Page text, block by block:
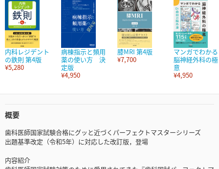
内科レジデント
の鉄則 第4版
¥5,280
病棟指示と頻用
薬の使い方 決
定版
¥4,950
膝MRI 第4版
¥7,700
マンガでわかる
脳神経外科の極
意
¥4,950
概要
歯科医師国家試験合格にグッと近づくパーフェクトマスターシリーズ
出題基準改定（令和5年）に対応した改訂版，登場
内容紹介